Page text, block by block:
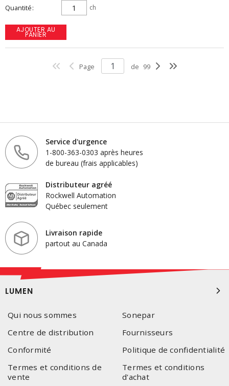
Quantité ch
AJOUTER AU
PANIER
Page de 99
Service d'urgence
1-800-363-0303 après heures
de bureau (frais applicables)
Distributeur agréé
Rockwell Automation
Québec seulement
Livraison rapide
partout au Canada
LUMEN
Qui nous sommes
Sonepar
Centre de distribution
Fournisseurs
Conformité
Politique de confidentialité
Termes et conditions de
vente
Termes et conditions
d'achat